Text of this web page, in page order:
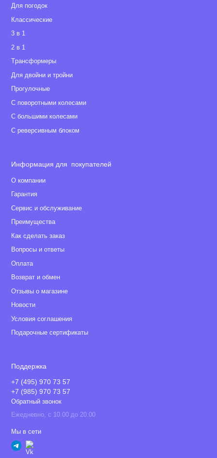
Для погодок
Классические
3 в 1
2 в 1
Tрансформеры
Для двойни и тройни
Прогулочные
С поворотными колесами
С большими колесами
С реверсивным блоком
Информация для покупателей
О компании
Гарантия
Сервис и обслуживание
Преимущества
Как сделать заказ
Вопросы и ответы
Оплата
Возврат и обмен
Отзывы о магазине
Новости
Условия соглашения
Подарочные сертификаты
Поддержка
+7 (495) 970 73 57
+7 (985) 970 73 57
Обратный звонок
Ежедневно, с 10.00 до 20.00
Мы в сети